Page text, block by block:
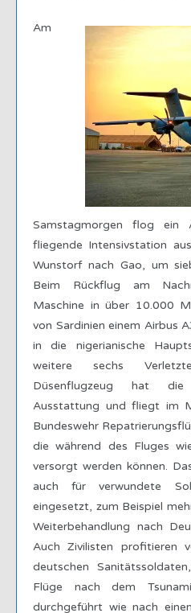
Am
Samstagmorgen flog ein
fliegende Intensivstation
Wunstorf nach Gao, um
Beim Rückflug am
Maschine in über 10.000
von Sardinien einem Airbus
in die nigerianische
weitere sechs
Düsenflugzeug hat die
Ausstattung und fliegt im
Bundeswehr
die während des Fluges
versorgt werden können.
auch für verwundete
eingesetzt, zum Beispiel
Weiterbehandlung nach
Auch Zivilisten profitieren
deutschen
Flüge nach dem
durchgeführt wie nach